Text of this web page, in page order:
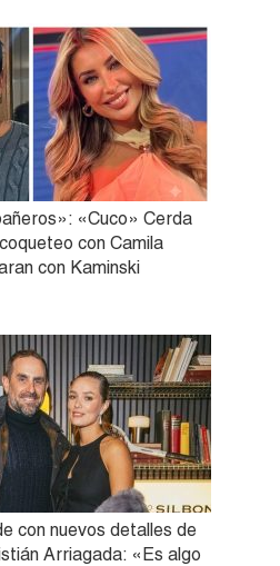
«Cuco» Cerda
con Camila
con Kaminski
con nuevos detalles de
Arriagada: «Es algo